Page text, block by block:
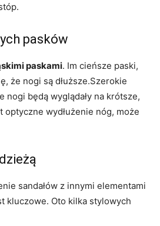
pasków
paskami. Im cieńsze paski,
że nogi są dłuższe.Szerokie
nogi będą wyglądały na krótsze,
optyczne wydłużenie nóg, może
sandałów z innymi elementami
kluczowe. Oto kilka stylowych